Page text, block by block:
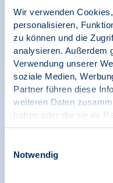
Wir verwenden
personalisieren,
zu können und die
analysieren. Außerdem
Verwendung unserer
soziale Medien,
Partner führen diese
weiteren Daten
haben oder die sie im
gesammelt haben.
Notwendig
02.07.2026
Pressespiegel |
Manipulation ·
wird, Fredi Lang,
22.04.2026
News | Psychologie